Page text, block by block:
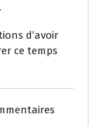
d’avoir
ce temps